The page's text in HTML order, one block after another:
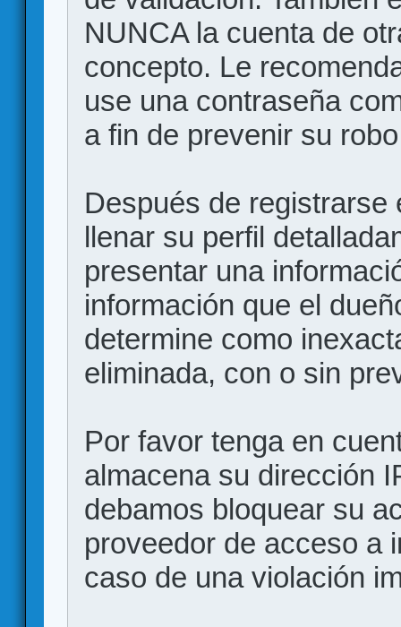
NUNCA la cuenta de
concepto. Le
use una contraseña
a fin de prevenir su
Después de registrarse
llenar su perfil
presentar una
información que el
determine como
eliminada, con o sin
Por favor tenga en
almacena su dirección
debamos bloquear su
proveedor de acceso a
caso de una violación